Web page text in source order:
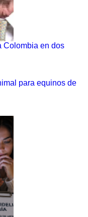
Colombia en dos
para equinos de